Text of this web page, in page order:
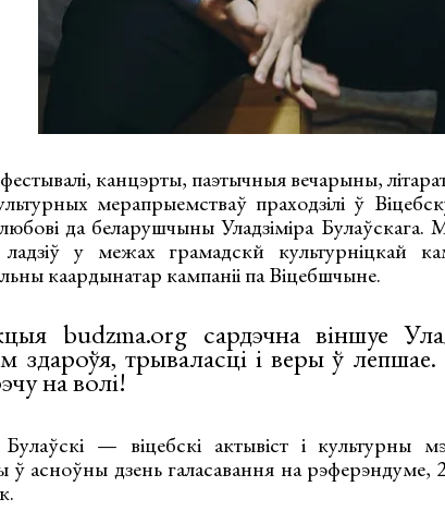
канцэрты, паэтычныя вечарыны,
мерапрыемстваў праходзілі ў
да беларушчыны Уладзіміра Булаўскага.
ладзіў у межах грамадскй культурніцкай
каардынатар кампаніі па Віцебшчыне.
budzma.org сардэчна віншуе
здароўя, трываласці і веры ў
на волі!
Булаўскі — віцебскі актывіст і
ў асноўны дзень галасавання на рэферэндуме,